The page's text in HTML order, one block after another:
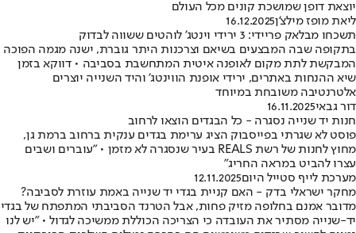
יוצאת דופן שמושכת קונים מכל העולם
ליאת מופז מילצ'ן16.12.2025
תשכחו מבלאק פריידי: 3 ירידי וינטג' לוהטים ששווה לבדוק
בתקופה שבה המבצעים בשיאם וצרכנות היתר גוברת, ישנה מגמה הפוכה
המבקשת לתת מקום לאופנה איטית המתחשבת בסביבה • דווקא בזמן
שיא ההנחות באתרים, ירידי אופנת הווינטג' והיד השנייה יוצרים
אלטרנטיבה משובחת במיוחד
דור גבאי16.11.2025
חנות יד שנייה נסגרה - כל הבגדים הוצאו לרחוב
פוסט לא שגרתי בפייסבוק הציג ערימת בגדים ענקית ברחוב ברמת גן,
מחוץ לחנות של רשת REALS בעיר שנסגרה לא מזמן • "עוברים ושבים
עצרו להביט במראה החריג"
מערכת לייף סטייל היום12.11.2025
מחקר ישראלי בדק - האם קניית בגדי יד שנייה באמת עוזרת לסביבה?
מדובר אמנם בחלופה מזיק פחות, אבל הטרנד הסביבתי המתפתח של בגדי
יד-שנייה מסתיר את העובדה כי הצריכה הכוללת ממשיכה לגדול • "יש לנו